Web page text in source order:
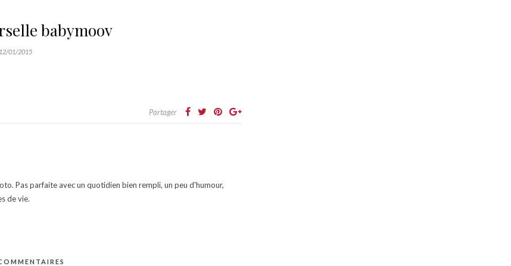
babymoov
12/01/2015
Partager
Pas parfaite avec un quotidien bien rempli, un peu d'humour,
de vie.